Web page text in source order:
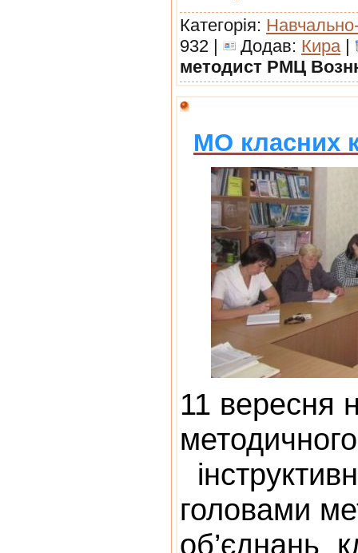
Категорія:
932 |
Додав: Кира |
методист РМЦ
МО класних
11 вересня
головами
об’єднань